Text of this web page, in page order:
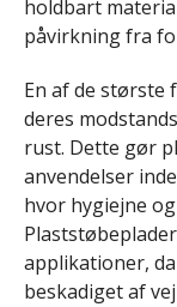
holdbart
påvirkning fra
En af de største
deres
rust. Dette gør
anvendelser
hvor hygiejne
applikationer,
beskadiget af